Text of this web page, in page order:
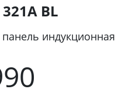
321A BL
индукционная